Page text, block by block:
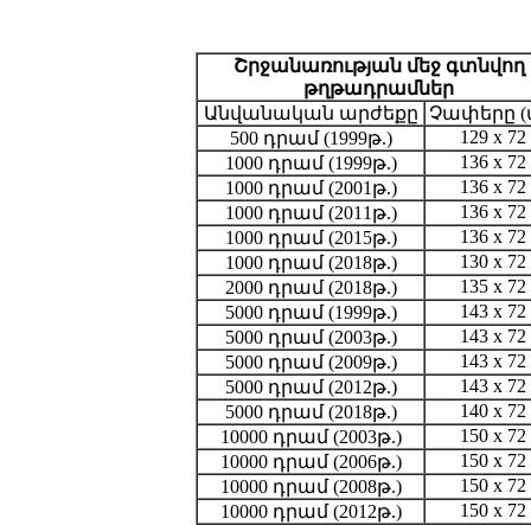
Շրջանառության մեջ գտնվող
թղթադրամներ
Անվանական արժեքը
Չափերը
500 դրամ (1999թ.)
129 x 72
1000 դրամ (1999թ.)
136 x 72
1000 դրամ (2001թ.)
136 x 72
1000 դրամ (2011թ.)
136 x 72
1000 դրամ (2015թ.)
136 x 72
1000 դրամ (2018թ.)
130 x 72
2000 դրամ (2018թ.)
135 x 72
5000 դրամ (1999թ.)
143 x 72
5000 դրամ (2003թ.)
143 x 72
5000 դրամ (2009թ.)
143 x 72
5000 դրամ (2012թ.)
143 x 72
5000 դրամ (2018թ.)
140 x 72
10000 դրամ (2003թ.)
150 x 72
10000 դրամ (2006թ.)
150 x 72
10000 դրամ (2008թ.)
150 x 72
10000 դրամ (2012թ.)
150 x 72